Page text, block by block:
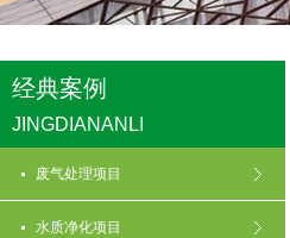
经典案例
JINGDIANANLI
废气处理项目
水质净化项目